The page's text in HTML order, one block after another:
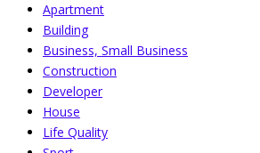
Apartment
Building
Business, Small Business
Construction
Developer
House
Life Quality